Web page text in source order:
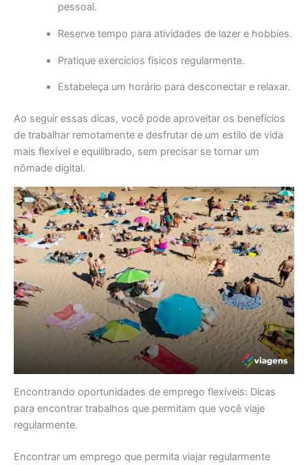
pessoal.
Reserve tempo para atividades de lazer e hobbies.
Pratique exercícios físicos regularmente.
Estabeleça um horário para desconectar e relaxar.
Ao seguir essas dicas, você pode aproveitar os benefícios
de trabalhar remotamente e desfrutar de um estilo de vida
mais flexível e equilibrado, sem precisar se tornar um
nômade digital.
Encontrando oportunidades de emprego flexíveis: Dicas
para encontrar trabalhos que permitam que você viaje
regularmente.
Encontrar um emprego que permita viajar regularmente